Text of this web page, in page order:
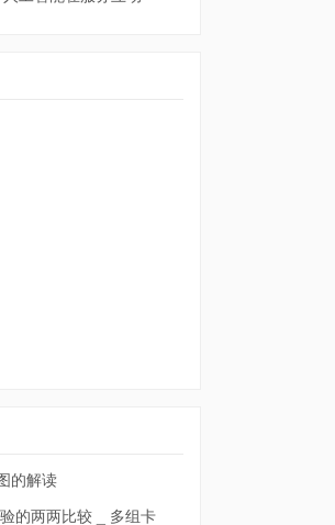
的解读
的两两比较 _ 多组卡